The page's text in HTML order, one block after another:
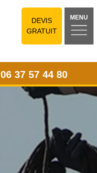
DEVIS
GRATUIT
MENU
06 37 57 44 80